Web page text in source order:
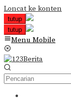
Loncat ke konten
tutup
tutup
Menu Mobile